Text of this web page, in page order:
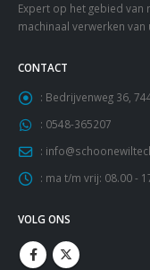
Expert op het gebied
machinaal verwerken
CONTACT
: Bedrijvenweg 36,
: 0548-365207
:
: ma t/m vrij: 08.00 -
VOLG ONS